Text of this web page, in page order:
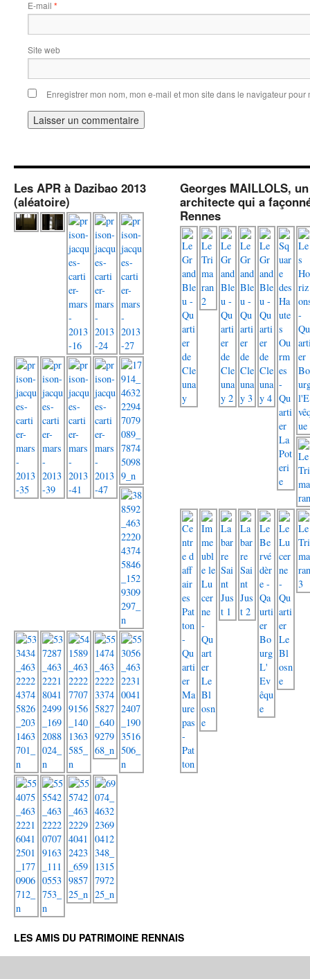
E-mail *
Site web
Enregistrer mon nom, mon e-mail et mon site dans le navigateur
Les APR à Dazibao 2013
(aléatoire)
Georges MAILLOLS, un
architecte qui a
Rennes
LES AMIS DU PATRIMOINE RENNAIS